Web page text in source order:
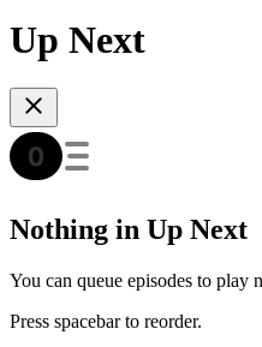
Up Next
Nothing in Up Next
You can queue episodes to play
Press spacebar to reorder.